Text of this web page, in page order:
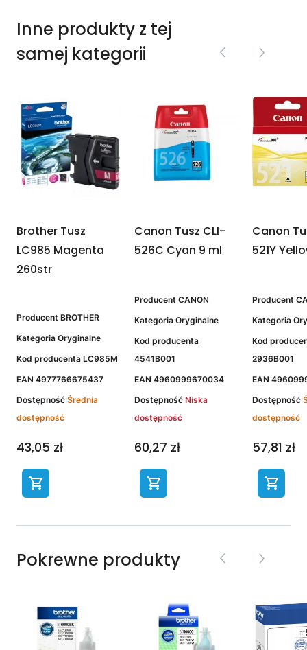
Inne produkty z tej
samej kategorii
Brother Tusz
LC985 Magenta
260str
Producent BROTHER
Kategoria Oryginalne
Kod producenta LC985M
EAN 4977766675437
Dostępność Średnia
dostępność
43,05 zł
Canon Tusz CLI-
526C Cyan 9 ml
Producent CANON
Kategoria Oryginalne
Kod producenta
4541B001
EAN 4960999670034
Dostępność Niska
dostępność
60,27 zł
Canon
521Y
Producent
Kategoria
Kod
2936B001
EAN
Dostępność
dostępność
57,81 zł
Pokrewne produkty